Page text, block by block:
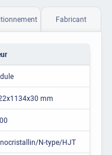
Fabricant
mm
N-type/HJT